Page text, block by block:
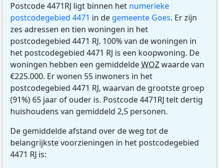
Postcode 4471RJ ligt binnen het numerieke
postcodegebied 4471 in de gemeente Goes. Er zijn
zes adressen en tien woningen in het
postcodegebied 4471 RJ. 100% van de woningen in
het postcodegebied 4471 RJ is een koopwoning. De
woningen hebben een gemiddeldeWOZwaarde van
€225.000. Er wonen 55 inwoners in het
postcodegebied 4471 RJ, waarvan de grootste groep
(91%) 65 jaar of ouder is. Postcode 4471RJ telt dertig
huishoudens van gemiddeld 2,5 personen.
De gemiddelde afstand over de weg tot de
belangrijkste voorzieningen in het postcodegebied
4471 RJ is: